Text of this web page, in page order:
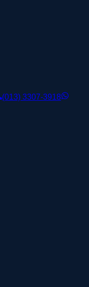
(013) 3307-3918